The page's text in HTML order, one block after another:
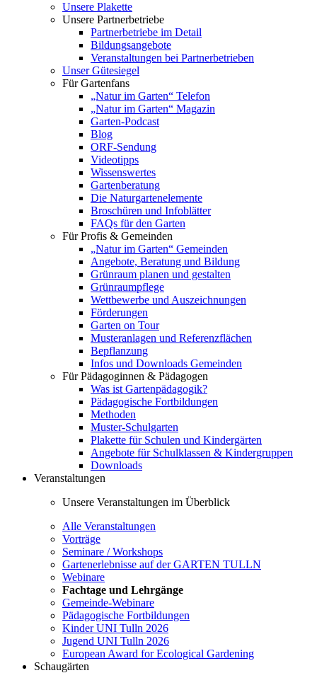
Unsere Plakette
Unsere Partnerbetriebe
Partnerbetriebe im Detail
Bildungsangebote
Veranstaltungen bei Partnerbetrieben
Unser Gütesiegel
Für Gartenfans
„Natur im Garten“ Telefon
„Natur im Garten“ Magazin
Garten-Podcast
Blog
ORF-Sendung
Videotipps
Wissenswertes
Gartenberatung
Die Naturgartenelemente
Broschüren und Infoblätter
FAQs für den Garten
Für Profis & Gemeinden
„Natur im Garten“ Gemeinden
Angebote, Beratung und Bildung
Grünraum planen und gestalten
Grünraumpflege
Wettbewerbe und Auszeichnungen
Förderungen
Garten on Tour
Musteranlagen und Referenzflächen
Bepflanzung
Infos und Downloads Gemeinden
Für Pädagoginnen & Pädagogen
Was ist Gartenpädagogik?
Pädagogische Fortbildungen
Methoden
Muster-Schulgarten
Plakette für Schulen und Kindergärten
Angebote für Schulklassen & Kindergruppen
Downloads
Veranstaltungen
Unsere Veranstaltungen im Überblick
Alle Veranstaltungen
Vorträge
Seminare / Workshops
Gartenerlebnisse auf der GARTEN TULLN
Webinare
Fachtage und Lehrgänge
Gemeinde-Webinare
Pädagogische Fortbildungen
Kinder UNI Tulln 2026
Jugend UNI Tulln 2026
European Award for Ecological Gardening
Schaugärten